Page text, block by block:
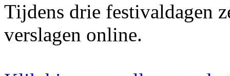
Tijdens drie festivaldagen
verslagen online.